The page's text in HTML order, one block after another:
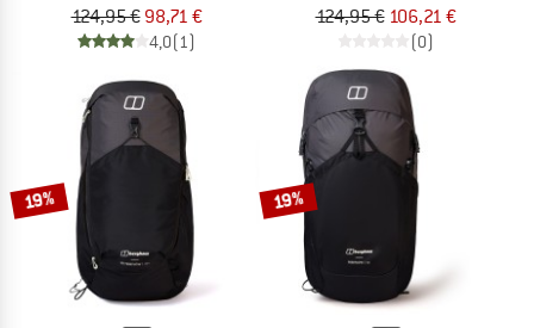
124,95 € 98,71 €
4,0(1)
124,95 € 106,21 €
(0)
19% 19%